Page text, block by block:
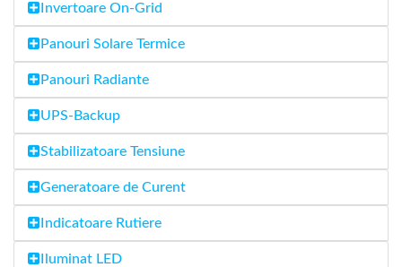
Invertoare On-Grid
Panouri Solare Termice
Panouri Radiante
UPS-Backup
Stabilizatoare Tensiune
Generatoare de Curent
Indicatoare Rutiere
Iluminat LED